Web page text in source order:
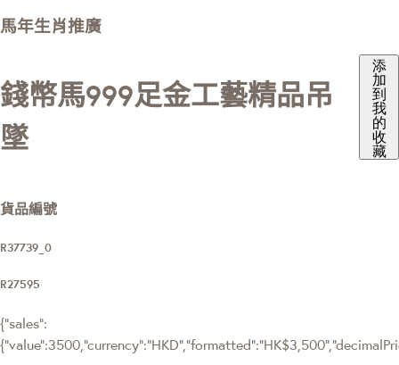
馬年生肖推廣
錢幣馬999足金工藝精品吊
墜
添
加
到
我
的
收
藏
貨品編號
R37739_0
R27595
{"sales":